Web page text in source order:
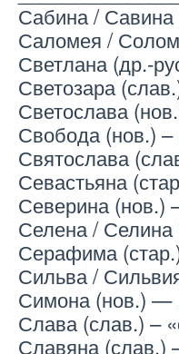
Сабина / Савина
Саломея /
Светлана (др.-
Светозара
Светослава
Свобода (нов.) –
Святослава
Севастьяна
Северина (нов.)
Селена /
Серафима
Сильва /
Симона (нов.)
Слава (слав.) –
Славяна (слав.)